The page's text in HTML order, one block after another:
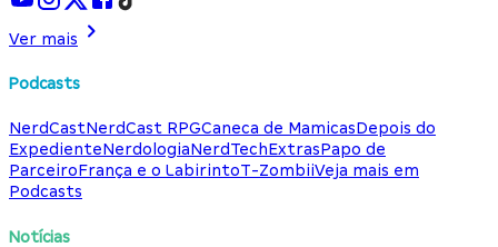
Ver mais
Podcasts
NerdCastNerdCast RPGCaneca de MamicasDepois do
ExpedienteNerdologiaNerdTechExtrasPapo de
ParceiroFrança e o LabirintoT-ZombiiVeja mais em
Podcasts
Notícias